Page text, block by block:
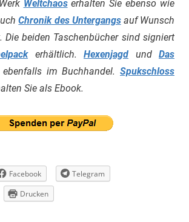
Weltchaoserhalten Sie ebenso wie
Chronik des Untergangsauf Wunsch
Die beiden Taschenbücher sind signiert
erhältlich. Hexenjagd und Das
im Buchhandel. Spukschloss
Sie als Ebook.
Facebook
Telegram
Drucken